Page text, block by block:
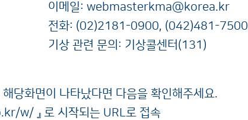
이메일: webmasterkma@korea.kr
전화: (02)2181-0900, (042)481-7500
기상 관련 문의: 기상콜센터(131)
당화면이 나타났다면 다음을 확인해주세요.
w/ 』 로 시작되는 URL로 접속